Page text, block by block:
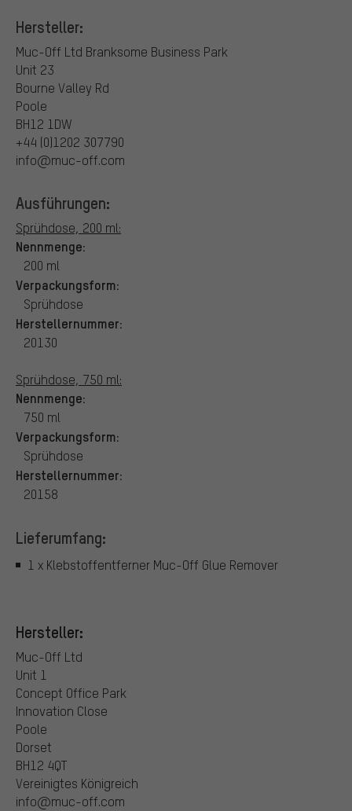
Hersteller:
Muc-Off Ltd Branksome Business Park
Unit 23
Bourne Valley Rd
Poole
BH12 1DW
+44 (0)1202 307790
info@muc-off.com
Ausführungen:
Sprühdose, 200 ml:
Nennmenge:
200 ml
Verpackungsform:
Sprühdose
Herstellernummer:
20130
Sprühdose, 750 ml:
Nennmenge:
750 ml
Verpackungsform:
Sprühdose
Herstellernummer:
20158
Lieferumfang:
1 x Klebstoffentferner Muc-Off Glue Remover
Hersteller:
Muc-Off Ltd
Unit 1
Concept Office Park
Innovation Close
Poole
Dorset
BH12 4QT
Vereinigtes Königreich
info@muc-off.com